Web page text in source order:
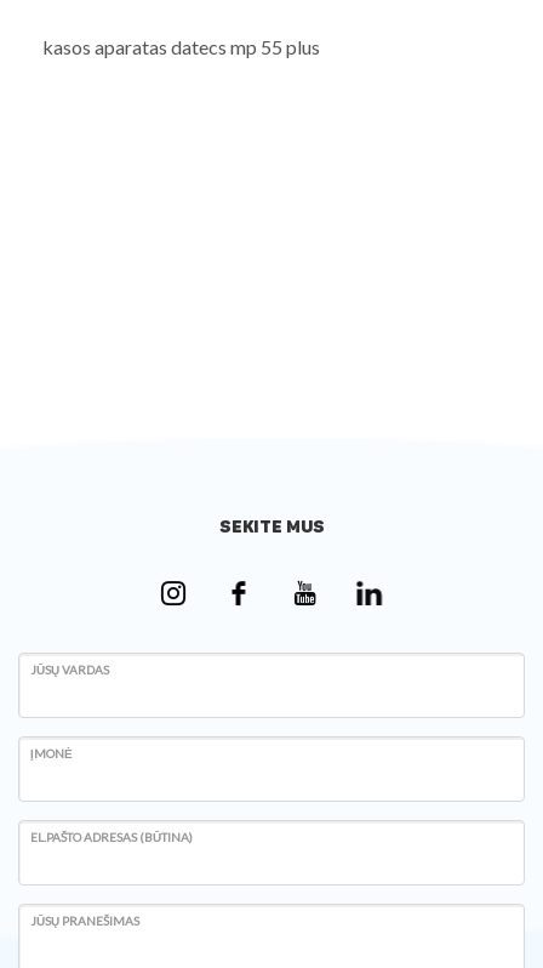
kasos aparatas datecs mp 55 plus
SEKITE MUS
JŪSŲ VARDAS
ĮMONĖ
EL.PAŠTO ADRESAS (BŪTINA)
JŪSŲ PRANEŠIMAS